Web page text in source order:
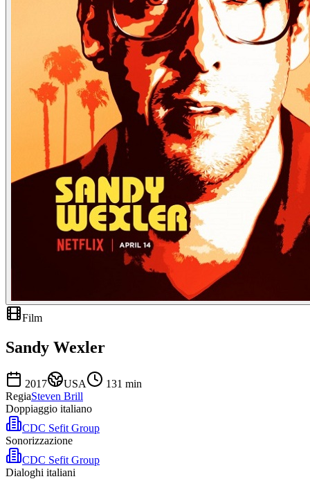
Film
Sandy Wexler
2017 USA 131 min
RegiaSteven Brill
Doppiaggio italiano
CDC Sefit Group
Sonorizzazione
CDC Sefit Group
Dialoghi italiani